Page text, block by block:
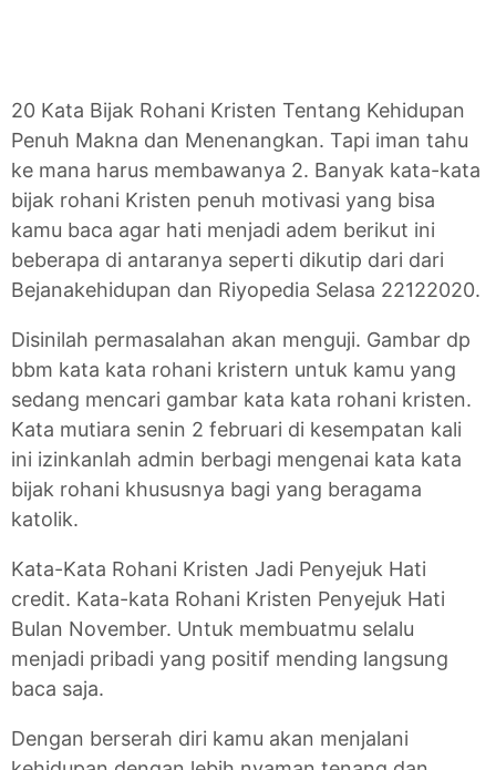
20 Kata Bijak Rohani Kristen Tentang Kehidupan
Penuh Makna dan Menenangkan. Tapi iman tahu
ke mana harus membawanya 2. Banyak kata-kata
bijak rohani Kristen penuh motivasi yang bisa
kamu baca agar hati menjadi adem berikut ini
beberapa di antaranya seperti dikutip dari dari
Bejanakehidupan dan Riyopedia Selasa 22122020.
Disinilah permasalahan akan menguji. Gambar dp
bbm kata kata rohani kristern untuk kamu yang
sedang mencari gambar kata kata rohani kristen.
Kata mutiara senin 2 februari di kesempatan kali
ini izinkanlah admin berbagi mengenai kata kata
bijak rohani khususnya bagi yang beragama
katolik.
Kata-Kata Rohani Kristen Jadi Penyejuk Hati
credit. Kata-kata Rohani Kristen Penyejuk Hati
Bulan November. Untuk membuatmu selalu
menjadi pribadi yang positif mending langsung
baca saja.
Dengan berserah diri kamu akan menjalani